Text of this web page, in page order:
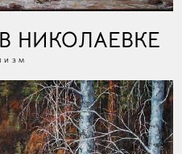
НИКОЛАЕВКЕ